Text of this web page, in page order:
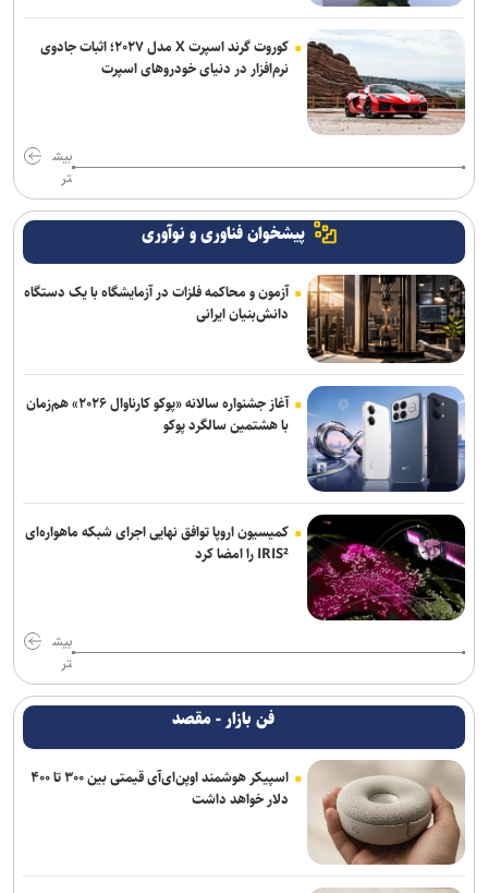
کوروت گرند اسپرت X مدل ۲۰۲۷؛ اثبات جادوی
نرم‌افزار در دنیای خودروهای اسپرت
بیش
تر
پیشخوان فناوری و نوآوری
آزمون و محاکمه فلزات در آزمایشگاه با یک دستگاه
دانش‌بنیان ایرانی
آغاز جشنواره سالانه «پوکو کارناوال ۲۰۲۶» هم‌زمان
با هشتمین سالگرد پوکو
کمیسیون اروپا توافق نهایی اجرای شبکه ماهواره‌ای
IRIS² را امضا کرد
بیش
تر
فن بازار - مقصد
اسپیکر هوشمند اوپن‌ای‌آی قیمتی بین ۳۰۰ تا ۴۰۰
دلار خواهد داشت